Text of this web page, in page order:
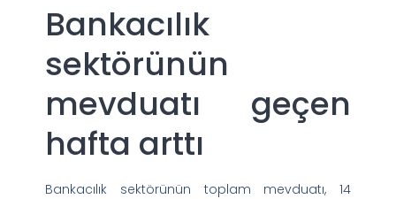
Bankacılık
sektörünün
mevduatı geçen
hafta arttı
Bankacılık sektörünün toplam mevduatı, 14